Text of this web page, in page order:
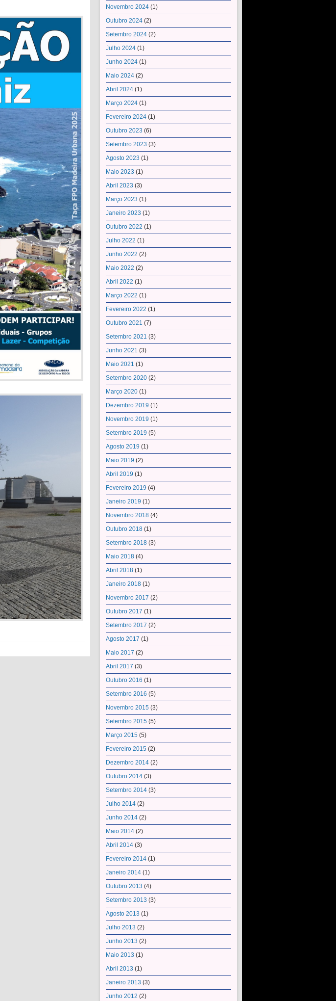
Novembro 2024 (1)
Outubro 2024 (2)
Setembro 2024 (2)
Julho 2024 (1)
Junho 2024 (1)
Maio 2024 (2)
Abril 2024 (1)
Março 2024 (1)
Fevereiro 2024 (1)
Outubro 2023 (6)
Setembro 2023 (3)
Agosto 2023 (1)
Maio 2023 (1)
Abril 2023 (3)
Março 2023 (1)
Janeiro 2023 (1)
Outubro 2022 (1)
Julho 2022 (1)
Junho 2022 (2)
Maio 2022 (2)
Abril 2022 (1)
Março 2022 (1)
Fevereiro 2022 (1)
Outubro 2021 (7)
Setembro 2021 (3)
Junho 2021 (3)
Maio 2021 (1)
Setembro 2020 (2)
Março 2020 (1)
Dezembro 2019 (1)
Novembro 2019 (1)
Setembro 2019 (5)
Agosto 2019 (1)
Maio 2019 (2)
Abril 2019 (1)
Fevereiro 2019 (4)
Janeiro 2019 (1)
Novembro 2018 (4)
Outubro 2018 (1)
Setembro 2018 (3)
Maio 2018 (4)
Abril 2018 (1)
Janeiro 2018 (1)
Novembro 2017 (2)
Outubro 2017 (1)
Setembro 2017 (2)
Agosto 2017 (1)
Maio 2017 (2)
Abril 2017 (3)
Outubro 2016 (1)
Setembro 2016 (5)
Novembro 2015 (3)
Setembro 2015 (5)
Março 2015 (5)
Fevereiro 2015 (2)
Dezembro 2014 (2)
Outubro 2014 (3)
Setembro 2014 (3)
Julho 2014 (2)
Junho 2014 (2)
Maio 2014 (2)
Abril 2014 (3)
Fevereiro 2014 (1)
Janeiro 2014 (1)
Outubro 2013 (4)
Setembro 2013 (3)
Agosto 2013 (1)
Julho 2013 (2)
Junho 2013 (2)
Maio 2013 (1)
Abril 2013 (1)
Janeiro 2013 (3)
Junho 2012 (2)